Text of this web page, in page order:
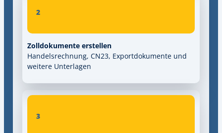
2
Zolldokumente erstellen
Handelsrechnung, CN23, Exportdokumente und
weitere Unterlagen
3